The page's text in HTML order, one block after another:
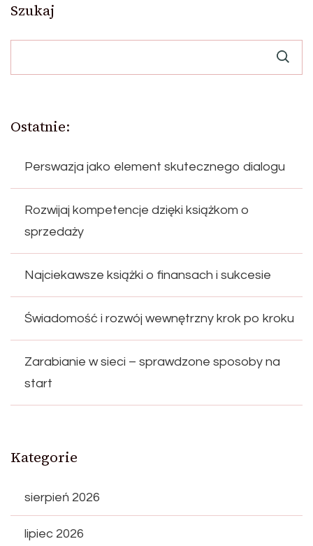
Szukaj
Ostatnie:
Perswazja jako element skutecznego dialogu
Rozwijaj kompetencje dzięki książkom o
sprzedaży
Najciekawsze książki o finansach i sukcesie
Świadomość i rozwój wewnętrzny krok po kroku
Zarabianie w sieci – sprawdzone sposoby na
start
Kategorie
sierpień 2026
lipiec 2026